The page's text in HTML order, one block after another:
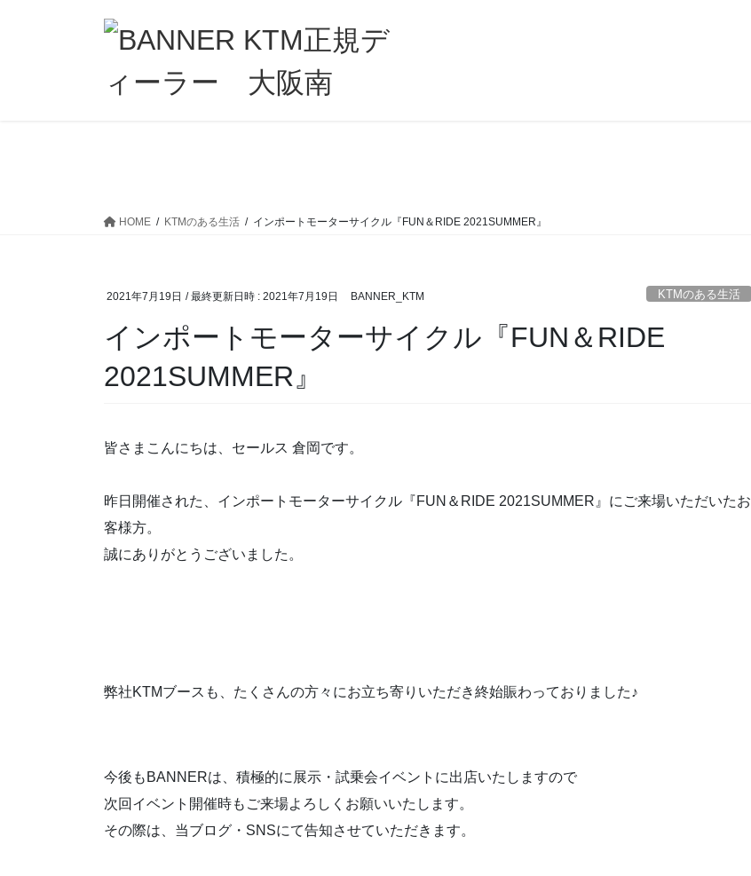
HOME KTMのある生活 インポートモーターサイクル『FUN＆RIDE 2021SUMMER』
2021年7月19日 / 最終更新日時 : 2021年7月19日 BANNER_KTM KTMのある生活
インポートモーターサイクル『FUN＆RIDE
2021SUMMER』
皆さまこんにちは、セールス 倉岡です。
昨日開催された、インポートモーターサイクル『FUN＆RIDE 2021SUMMER』にご来場いただいたお
客様方。
誠にありがとうございました。
弊社KTMブースも、たくさんの方々にお立ち寄りいただき終始賑わっておりました♪
今後もBANNERは、積極的に展示・試乗会イベントに出店いたしますので
次回イベント開催時もご来場よろしくお願いいたします。
その際は、当ブログ・SNSにて告知させていただきます。